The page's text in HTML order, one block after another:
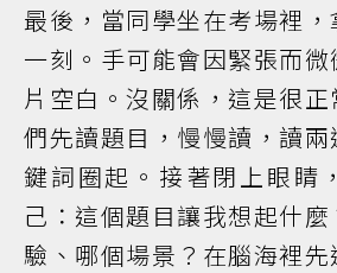
最後，當同學坐在考場裡
一刻。手可能會因緊張而
片空白。沒關係，這是很
們先讀題目，慢慢讀，讀
鍵詞圈起。接著閉上眼睛
己：這個題目讓我想起什
驗、哪個場景？在腦海裡